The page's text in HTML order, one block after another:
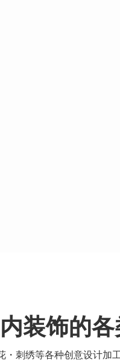
装饰的
刺绣等各种创意设计加